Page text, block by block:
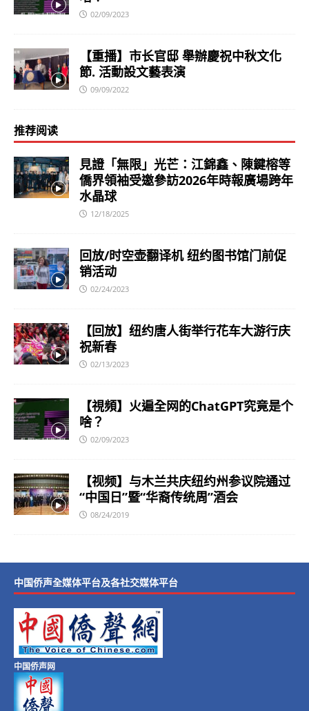
02/09/2023
【重播】市长官邸 舉辦慶祝中秋文化
節. 活動設文藝表演
09/09/2022
推荐阅读
見證「無限」光芒：江錦鑫、陳鍵榕等
僑界領袖受邀參訪2026年時報廣場跨年
水晶球
12/18/2025
回放/时空壶翻译机 纽约图书馆门前促
销活动
02/24/2023
【回放】纽约唐人街举行花车大游行庆
祝新春
02/13/2023
【視頻】火遍全网的ChatGPT究竟是个
啥？
02/09/2023
【视频】与木兰共庆纽约州参议院通过
“中国日”暨“华裔传统周”酒会
08/24/2019
中国侨声全媒体平台及各社交媒体平台
中国侨声网